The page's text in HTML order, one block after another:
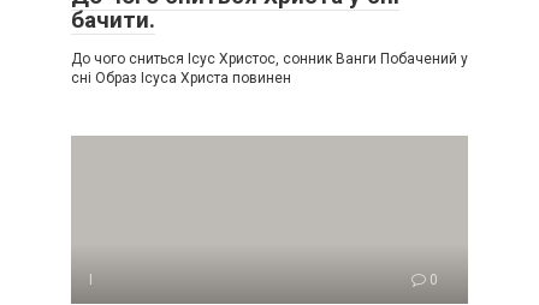
бачити.
До чого сниться Ісус Христос, сонник Ванги Побачений у
сні Образ Ісуса Христа повинен
І 0